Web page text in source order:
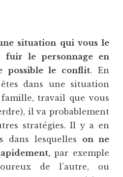
situation qui vous le
fuir le personnage en
possible le conflit. En
dans une situation
travail que vous
il va probablement
stratégies. Il y a en
dans lesquelles on ne
par exemple
de l’autre, ou